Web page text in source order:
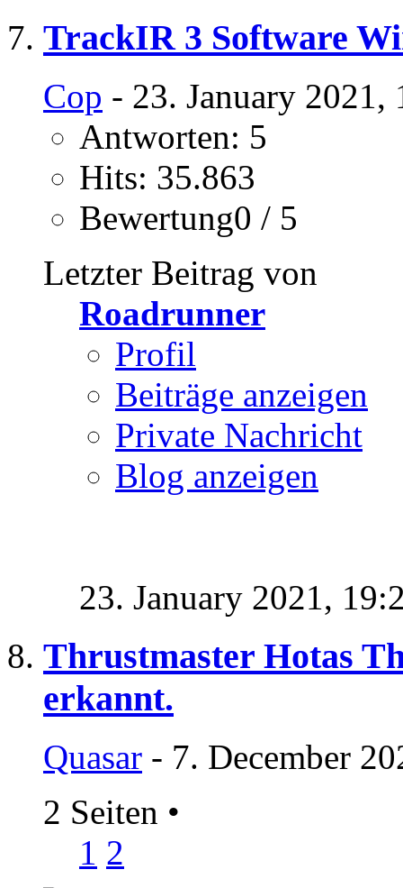
TrackIR 3 Software
Cop - 23. January 2021,
Antworten: 5
Hits: 35.863
Bewertung0 / 5
Letzter Beitrag von
Roadrunner
Profil
Beiträge anzeigen
Private Nachricht
Blog anzeigen
23. January 2021,
Thrustmaster Hotas
erkannt.
Quasar - 7. December
2 Seiten •
1 2